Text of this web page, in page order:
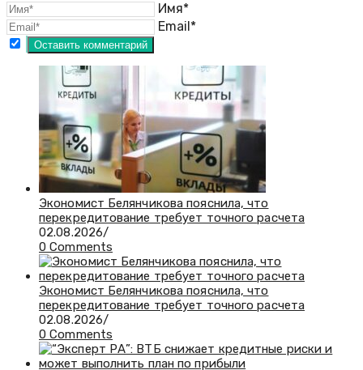
Имя*
Email*
Экономист Белянчикова пояснила, что
перекредитование требует точного расчета
02.08.2026/
0 Comments
Экономист Белянчикова пояснила, что
перекредитование требует точного расчета
02.08.2026/
0 Comments